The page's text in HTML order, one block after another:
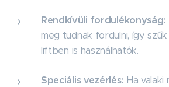
Rendkívüli fordulékonyság:
meg tudnak fordulni, így
liftben is használhatók.
Speciális vezérlés: Ha valaki